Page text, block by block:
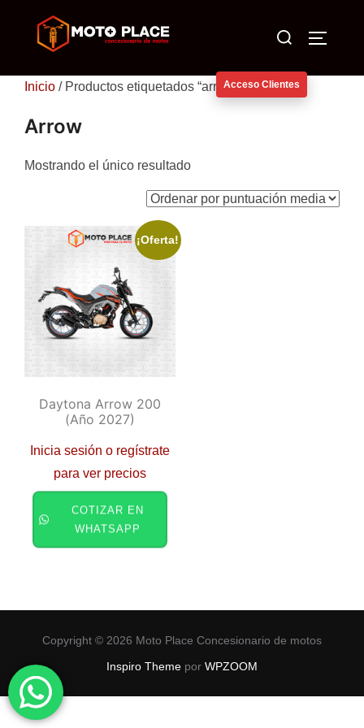
contenido
Buscar:
Inicio / Productos etiquetados “arrow”
Arrow
Mostrando el único resultado
¡Oferta!
Daytona Arrow 200
(año 2027)
Inicia sesión o regístrate
para ver precios
COTIZAR EN
WHATSAPP
Copyright © 2026 Moto Place Concesionario de motos
Inspiro Theme por WPZOOM
Acceso Clientes